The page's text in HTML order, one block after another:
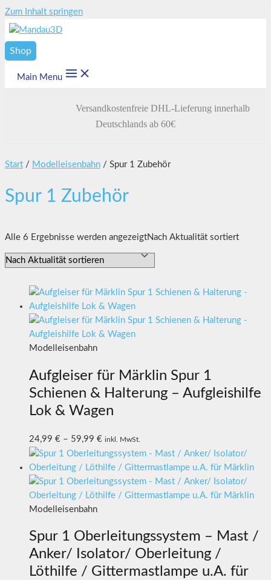
Zum Inhalt springen
Shop
Main Menu
Versandkostenfreie DHL-Lieferung innerhalb
Deutschlands ab 60€
Start / Modelleisenbahn / Spur 1 Zubehör
Spur 1 Zubehör
Alle 6 Ergebnisse werden angezeigtNach Aktualität sortiert
Modelleisenbahn
Aufgleiser für Märklin Spur 1
Schienen & Halterung – Aufgleishilfe
Lok & Wagen
24,99 € – 59,99 € inkl. MwSt.
Modelleisenbahn
Spur 1 Oberleitungssystem – Mast /
Anker/ Isolator/ Oberleitung /
Löthilfe / Gittermastlampe u.A. für